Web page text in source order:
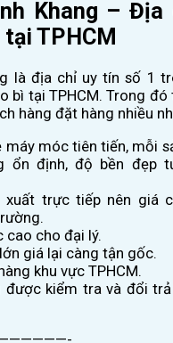
Khang – Địa
TPHCM
là địa chỉ uy tín số 1
bì tại TPHCM. Trong
hàng đặt hàng nhiều
máy móc tiên tiến, mỗi
ổn định, độ bền đẹp
xuất trực tiếp nên giá
cao cho đại lý.
giá lại càng tận gốc.
khu vực TPHCM.
được kiểm tra và đổi